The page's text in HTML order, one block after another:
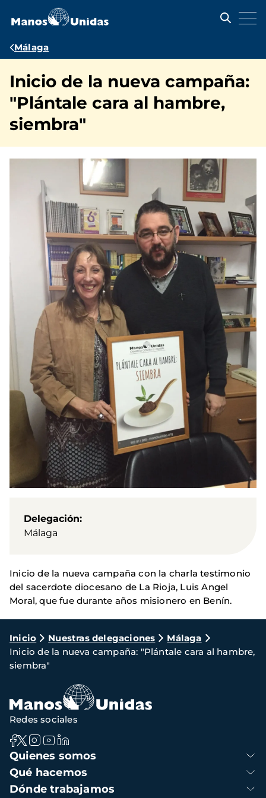
contenido
Ruta
navegación
Málaga
Inicio de la nueva campaña:
"Plántale cara al hambre,
siembra"
Delegación
Málaga
Inicio de la nueva campaña con la charla testimonio
del sacerdote diocesano de La Rioja, Luis Angel
Moral, que fue durante años misionero en Benín.
Ruta
de
navegación
Inicio Nuestras delegaciones
Málaga
Inicio de la nueva campaña: "Plántale cara al hambre,
siembra"
Navegación
principal
Quienes somos
Qué hacemos
Dónde trabajamos
Redes sociales